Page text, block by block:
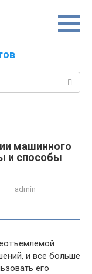
машинного
и способы
admin
и все больше
его